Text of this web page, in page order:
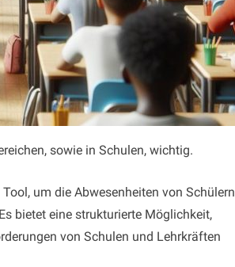
sowie in Schulen, wichtig.
um die Abwesenheiten von Schülern
bietet eine strukturierte Möglichkeit,
von Schulen und Lehrkräften